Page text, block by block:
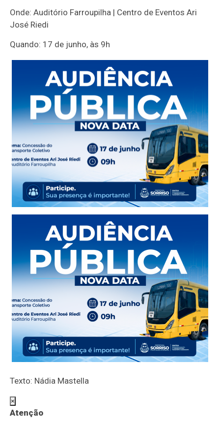
Onde: Auditório Farroupilha | Centro de Eventos Ari
José Riedi
Quando: 17 de junho, às 9h
Texto: Nádia Mastella
×
Atenção